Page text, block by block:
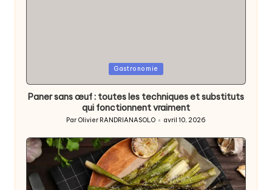
Gastronomie
Paner sans œuf : toutes les techniques et substituts
qui fonctionnent vraiment
Posted
by
Par Olivier RANDRIANASOLO avril 10, 2026